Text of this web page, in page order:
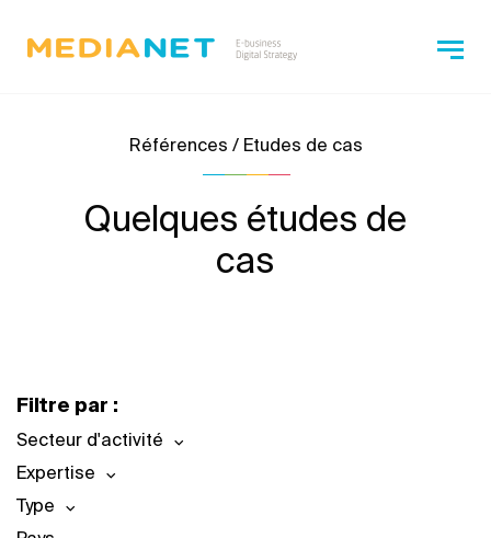
Références / Etudes de cas
Quelques études de
cas
Filtre par :
Secteur d'activité
Expertise
Type